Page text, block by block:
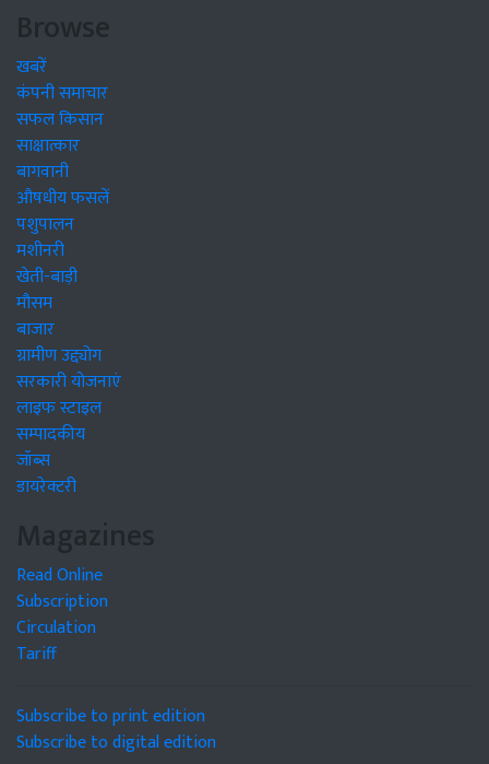
Browse
खबरें
कंपनी समाचार
सफल किसान
साक्षात्कार
बागवानी
औषधीय फसलें
पशुपालन
मशीनरी
खेती-बाड़ी
मौसम
बाजार
ग्रामीण उद्द्योग
सरकारी योजनाएं
लाइफ स्टाइल
सम्पादकीय
जॉब्स
डायरेक्टरी
Magazines
Read Online
Subscription
Circulation
Tariff
Subscribe to print edition
Subscribe to digital edition